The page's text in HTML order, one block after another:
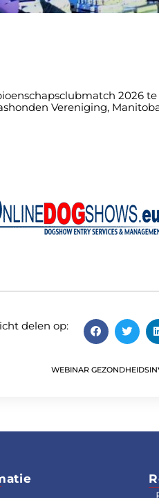
2026 te
Vereniging,
delen op:
WEBINAR